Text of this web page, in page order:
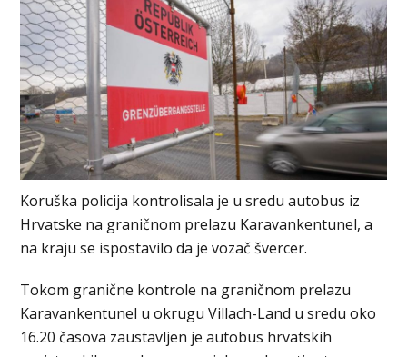
Koruška policija kontrolisala je u sredu autobus iz
Hrvatske na graničnom prelazu Karavankentunel, a
na kraju se ispostavilo da je vozač švercer.
Tokom granične kontrole na graničnom prelazu
Karavankentunel u okrugu Villach-Land u sredu oko
16.20 časova zaustavljen je autobus hrvatskih